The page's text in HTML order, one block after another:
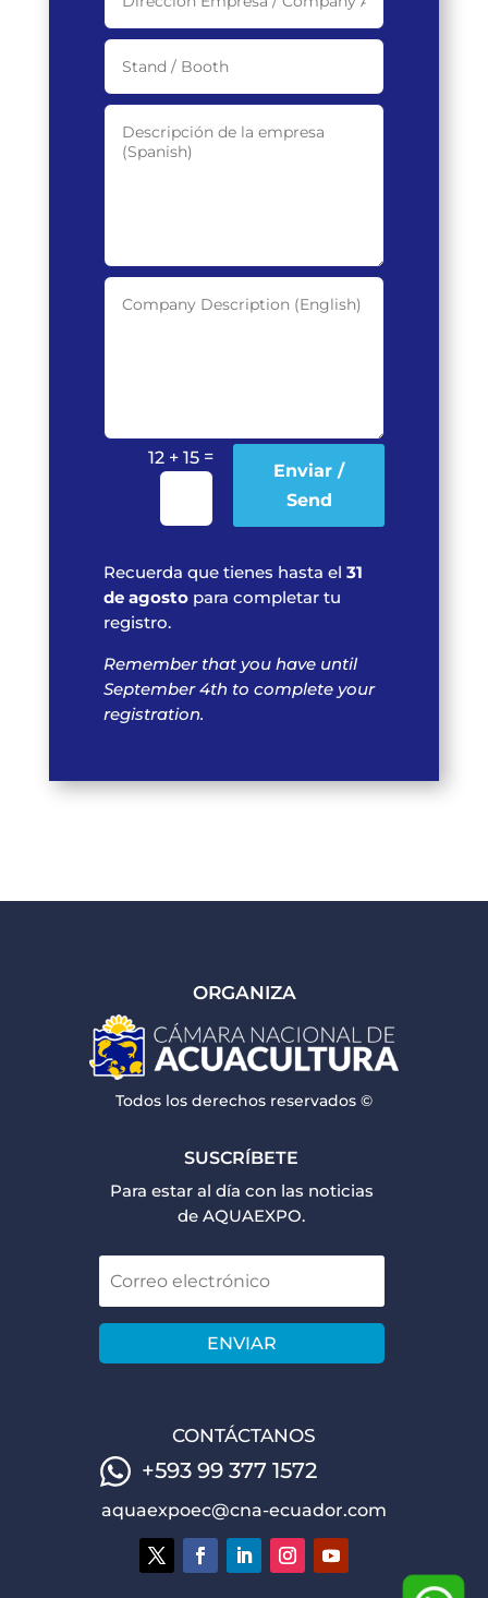
12 + 15 =
Enviar /
Send
Recuerda que tienes hasta el 31
de agosto para completar tu
registro.
Remember that you have until
September 4th to complete your
registration.
ORGANIZA
Todos los derechos reservados ©
SUSCRÍBETE
Para estar al día con las noticias
de AQUAEXPO.
ENVIAR
CONTÁCTANOS
+593 99 377 1572
aquaexpoec@cna-ecuador.com